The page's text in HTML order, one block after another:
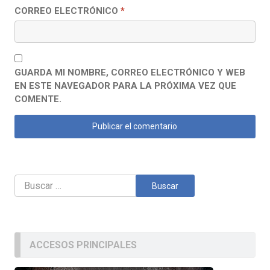
CORREO ELECTRÓNICO *
GUARDA MI NOMBRE, CORREO ELECTRÓNICO Y WEB
EN ESTE NAVEGADOR PARA LA PRÓXIMA VEZ QUE
COMENTE.
Buscar:
ACCESOS PRINCIPALES